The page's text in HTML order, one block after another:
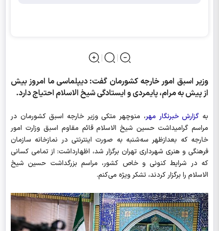
وزیر اسبق امور خارجه کشورمان گفت: دیپلماسی ما امروز بیش
از پیش به مرام، پایمردی و ایستادگی شیخ الاسلام احتیاج دارد.
به گزارش خبرنگار مهر، منوچهر متکی وزیر خارجه اسبق کشورمان در
مراسم گرامیداشت حسین شیخ الاسلام قائم مقاوم اسبق وزارت امور
خارجه که بعدازظهر سه‌شنبه به صورت اینترنتی در نمازخانه سازمان
فرهنگی و هنری شهرداری تهران برگزار شد، اظهارداشت: از تمامی کسانی
که در شرایط کنونی و خاص کشور، مراسم بزرگداشت حسین شیخ
الاسلام را برگزار کردند، تشکر ویژه می‌کنم.